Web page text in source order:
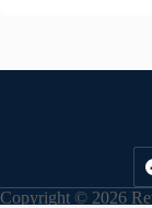
Copyright © 2026